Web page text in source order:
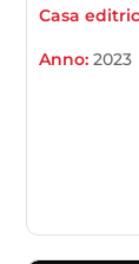
Casa
Anno:2023